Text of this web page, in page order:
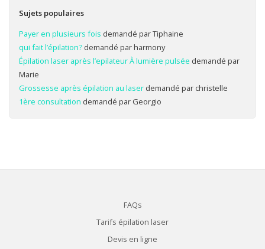
Sujets populaires
Payer en plusieurs fois demandé par Tiphaine
qui fait l’épilation?demandé par harmony
Épilation laser après l’epilateur À lumière pulsée demandé par
Marie
Grossesse après épilation au laserdemandé par christelle
1ère consultation demandé par Georgio
FAQs
Tarifs épilation laser
Devis en ligne